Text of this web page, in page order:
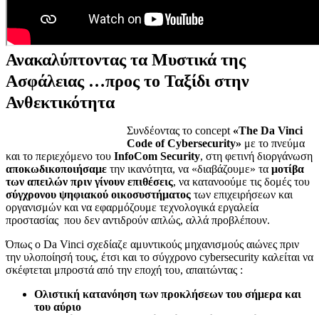
Ανακαλύπτοντας τα Μυστικά της
Ασφάλειας …προς το Ταξίδι στην
Ανθεκτικότητα
Συνδέοντας το concept «The Da Vinci
Code of Cybersecurity» με το πνεύμα
και το περιεχόμενο του InfoCom Security, στη φετινή διοργάνωση
αποκωδικοποιήσαμε την ικανότητα, να «διαβάζουμε» τα μοτίβα
των απειλών πριν γίνουν επιθέσεις, να κατανοούμε τις δομές του
σύγχρονου ψηφιακού οικοσυστήματος των επιχειρήσεων και
οργανισμών και να εφαρμόζουμε τεχνολογικά εργαλεία
προστασίας που δεν αντιδρούν απλώς, αλλά προβλέπουν.
Όπως ο Da Vinci σχεδίαζε αμυντικούς μηχανισμούς αιώνες πριν
την υλοποίησή τους, έτσι και το σύγχρονο cybersecurity καλείται να
σκέφτεται μπροστά από την εποχή του, απαιτώντας :
Ολιστική κατανόηση των προκλήσεων του σήμερα και
του αύριο